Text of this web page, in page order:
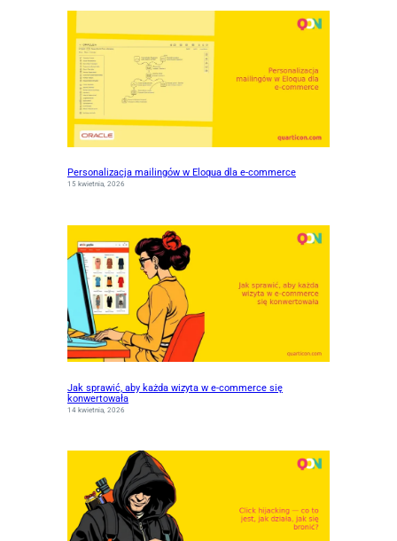
Personalizacja mailingów w Eloqua dla e-commerce
15 kwietnia, 2026
Jak sprawić, aby każda wizyta w e-commerce się
konwertowała
14 kwietnia, 2026